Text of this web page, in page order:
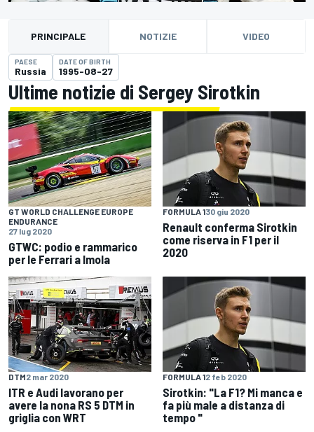
PRINCIPALE NOTIZIE VIDEO
PAESE
Russia
DATE OF BIRTH
1995-08-27
Ultime notizie di Sergey Sirotkin
GT WORLD CHALLENGE EUROPE
ENDURANCE
27 lug 2020
GTWC: podio e rammarico
per le Ferrari a Imola
FORMULA 130 giu 2020
Renault conferma Sirotkin
come riserva in F1 per il
2020
DTM2 mar 2020
ITR e Audi lavorano per
avere la nona RS 5 DTM in
griglia con WRT
FORMULA 12 feb 2020
Sirotkin: "La F1? Mi manca e
fa più male a distanza di
tempo "